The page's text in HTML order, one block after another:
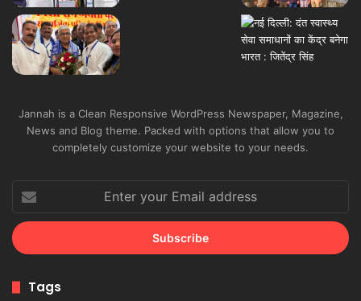
Jannah is a Clean Responsive WordPress Newspaper, Magazine,
News and Blog theme. Packed with options that allow you to
completely customize your website to your needs.
your
Email
address
Tags